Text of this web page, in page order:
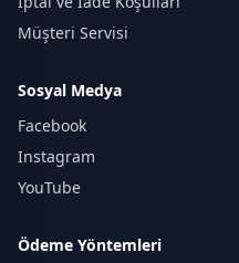
Müşteri Servisi
Sosyal Medya
Facebook
Instagram
YouTube
Ödeme Yöntemleri